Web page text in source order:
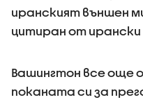
иранският външен
цитиран от
Вашингтон все още
поканата си за